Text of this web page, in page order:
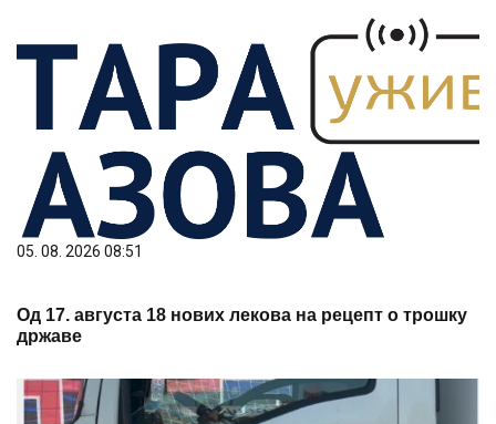
05. 08. 2026 08:51
Од 17. августа 18 нових лекова на рецепт о трошку
државе